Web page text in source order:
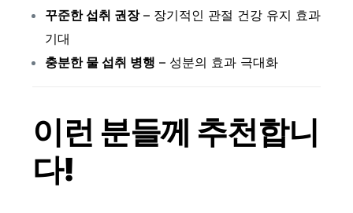
꾸준한 섭취 권장– 장기적인 관절 건강 유지 효과
기대
충분한 물 섭취 병행 – 성분의 효과 극대화
이런 분들께 추천합니
다!